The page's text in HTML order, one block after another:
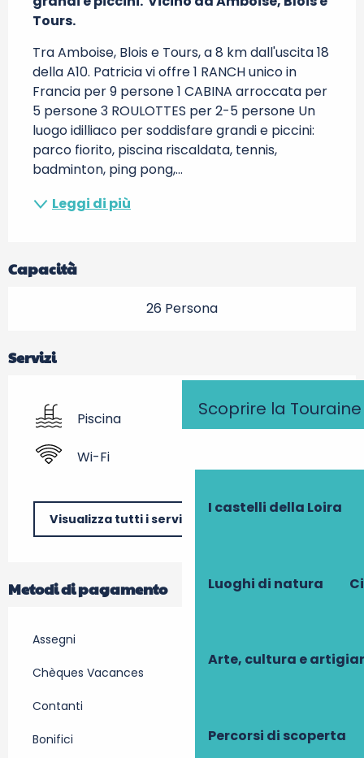
Scoprire la Touraine
I castelli della Loira
Luoghi di natura
Arte, cultura e
Percorsi di scoperta
Tours.
Tra Amboise, Blois e Tours, a 8 km dall'uscita 18
della A10. Patricia vi offre 1 RANCH unico in
Francia per 9 persone 1 CABINA arroccata per
5 persone 3 ROULOTTES per 2-5 persone Un
luogo idilliaco per soddisfare grandi e piccini:
parco fiorito, piscina riscaldata, tennis,
badminton, ping pong,...
Leggi di più
Capacità
26 Persona
Servizi
Piscina
Wi-Fi
Visualizza tutti i servizi
Metodi di pagamento
Assegni
Chèques Vacances
Contanti
Bonifici